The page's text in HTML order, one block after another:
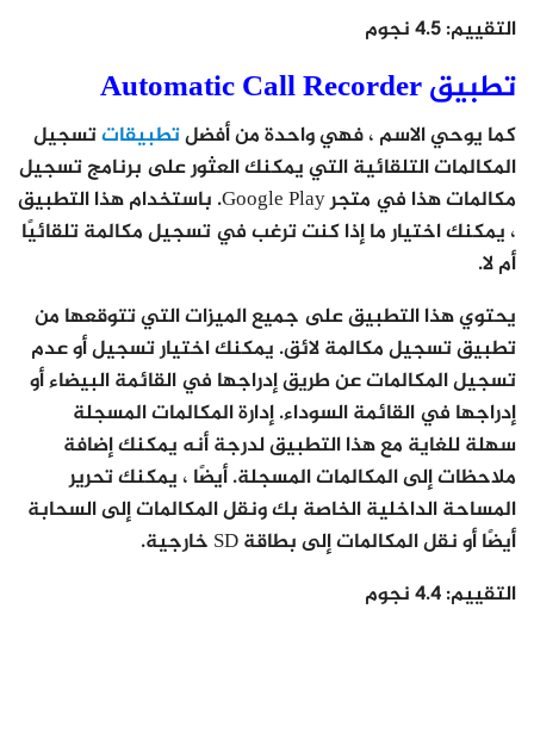
التقييم: 4.5 نجوم
تطبيق Automatic Call Recorder
كما يوحي الاسم ، فهي واحدة من أفضلتطبيقاتتسجيل
المكالمات التلقائية التي يمكنك العثور على برنامج تسجيل
مكالمات هذا في متجر Google Play. باستخدام هذا التطبيق
، يمكنك اختيار ما إذا كنت ترغب في تسجيل مكالمة تلقائيًا
أم لا.
يحتوي هذا التطبيق على جميع الميزات التي تتوقعها من
تطبيق تسجيل مكالمة لائق. يمكنك اختيار تسجيل أو عدم
تسجيل المكالمات عن طريق إدراجها في القائمة البيضاء أو
إدراجها في القائمة السوداء. إدارة المكالمات المسجلة
سهلة للغاية مع هذا التطبيق لدرجة أنه يمكنك إضافة
ملاحظات إلى المكالمات المسجلة. أيضًا ، يمكنك تحرير
المساحة الداخلية الخاصة بك ونقل المكالمات إلى السحابة
أيضًا أو نقل المكالمات إلى بطاقة SD خارجية.
التقييم: 4.4 نجوم